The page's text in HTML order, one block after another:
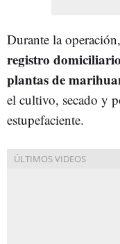
Durante la
registro domiciliario
plantas de
el cultivo, secado y
estupefaciente.